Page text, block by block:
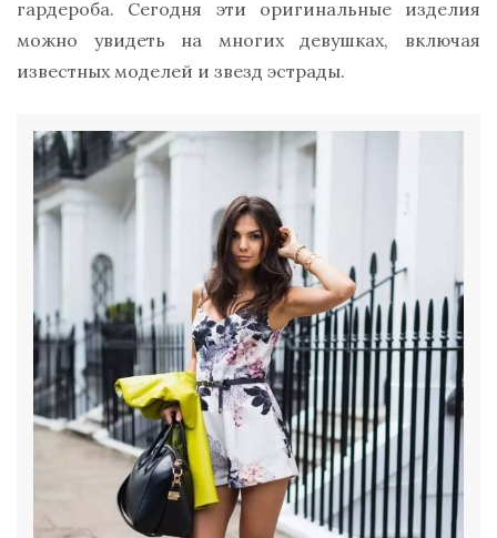
гардероба. Сегодня эти оригинальные изделия
можно увидеть на многих девушках, включая
известных моделей и звезд эстрады.